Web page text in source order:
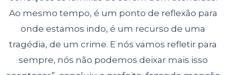
Ao mesmo tempo, é um ponto de reflexão para
onde estamos indo, é um recurso de uma
tragédia, de um crime. E nós vamos refletir para
sempre, nós não podemos deixar mais isso